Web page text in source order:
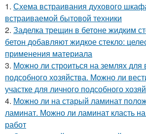
1. Схема встраивания духового
встраиваемой бытовой техники
2. Заделка трещин в бетоне жидким
бетон добавляют жидкое стекло:
применения материала
3. Можно ли строиться на землях для
подсобного хозяйства. Можно ли
участке для личного подсобного
4. Можно ли на старый ламинат
ламинат. Можно ли ламинат класть
работ